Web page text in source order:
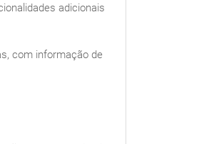
adicionais
com informação de